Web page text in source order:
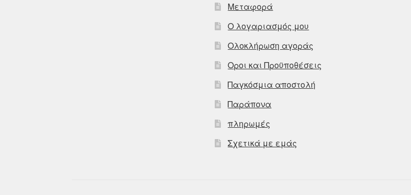
Μεταφορά
Ο λογαριασμός μου
Ολοκλήρωση αγοράς
Οροι και Προϋποθέσεις
Παγκόσμια αποστολή
Παράπονα
πληρωμές
Σχετικά με εμάς